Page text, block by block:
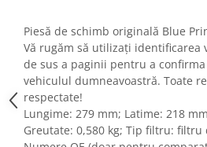
Genti si accesorii femei
Imbracaminte barbati
Imbracaminte femei
Imbracaminte si Incaltaminte copii
Incaltaminte barbati
Incaltaminte femei
Piesă de schimb originală Blue
Vă rugăm să utilizați
de sus a paginii pentru a
vehiculul dumneavoastră. Toate
respectate!
Lungime: 279 mm; Latime: 218
Greutate: 0,580 kg; Tip filtru: filtru